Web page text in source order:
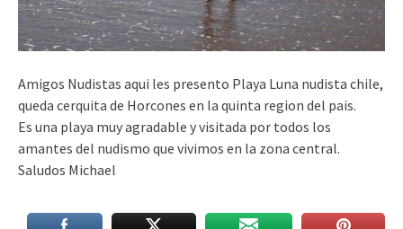
Amigos Nudistas aqui les presento Playa Luna nudista chile,
queda cerquita de Horcones en la quinta region del pais.
Es una playa muy agradable y visitada por todos los
amantes del nudismo que vivimos en la zona central.
Saludos Michael